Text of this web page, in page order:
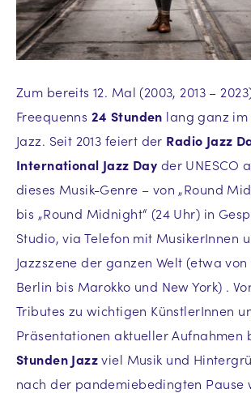
Zum bereits 12. Mal (2003, 2013 –
Freequenns 24 Stunden lang ganz im
Jazz. Seit 2013 feiert der Radio Jazz
International Jazz Day der UNESCO
dieses Musik-Genre – von „Round
bis „Round Midnight“ (24 Uhr) in
Studio, via Telefon mit MusikerInnen
Jazzszene der ganzen Welt (etwa
Berlin bis Marokko und New York) .
Tributes zu wichtigen KünstlerInnen
Präsentationen aktueller Aufnahmen
Stunden Jazzviel Musik und
nach der pandemiebedingten Pause